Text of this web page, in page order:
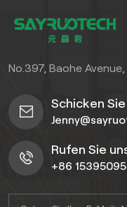
No.397, Baohe
Schicken
Rufen Sie
+86